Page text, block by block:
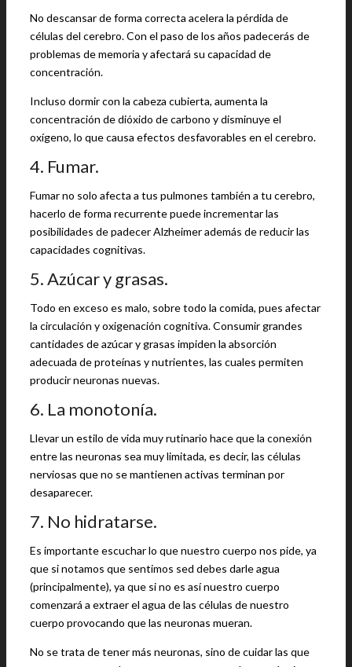
No descansar de forma correcta acelera la pérdida de
células del cerebro. Con el paso de los años padecerás de
problemas de memoria y afectará su capacidad de
concentración.
Incluso dormir con la cabeza cubierta, aumenta la
concentración de dióxido de carbono y disminuye el
oxígeno, lo que causa efectos desfavorables en el cerebro.
4. Fumar.
Fumar no solo afecta a tus pulmones también a tu cerebro,
hacerlo de forma recurrente puede incrementar las
posibilidades de padecer Alzheimer además de reducir las
capacidades cognitivas.
5. Azúcar y grasas.
Todo en exceso es malo, sobre todo la comida, pues afectar
la circulación y oxigenación cognitiva. Consumir grandes
cantidades de azúcar y grasas impiden la absorción
adecuada de proteínas y nutrientes, las cuales permiten
producir neuronas nuevas.
6. La monotonía.
Llevar un estilo de vida muy rutinario hace que la conexión
entre las neuronas sea muy limitada, es decir, las células
nerviosas que no se mantienen activas terminan por
desaparecer.
7. No hidratarse.
Es importante escuchar lo que nuestro cuerpo nos pide, ya
que si notamos que sentimos sed debes darle agua
(principalmente), ya que si no es así nuestro cuerpo
comenzará a extraer el agua de las células de nuestro
cuerpo provocando que las neuronas mueran.
No se trata de tener más neuronas, sino de cuidar las que